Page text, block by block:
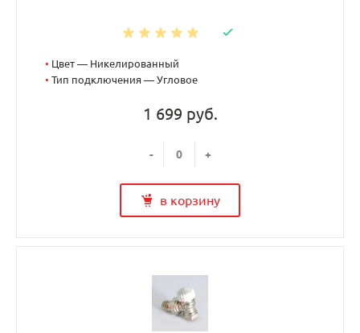
• Цвет — Никелированный
• Тип подключения — Угловое
1 699 руб.
- +
в корзину